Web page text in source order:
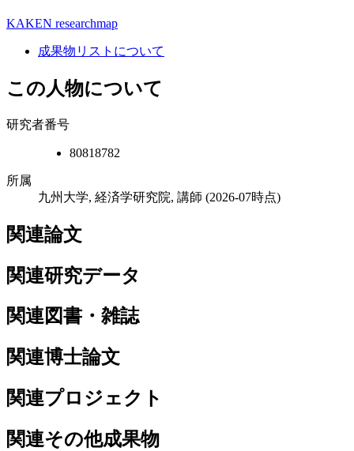
KAKEN researchmap
成果物リストについて
この人物について
研究者番号
80818782
所属
九州大学, 経済学研究院, 講師 (2026-07時点)
関連論文
関連研究データ
関連図書・雑誌
関連博士論文
関連プロジェクト
関連その他成果物